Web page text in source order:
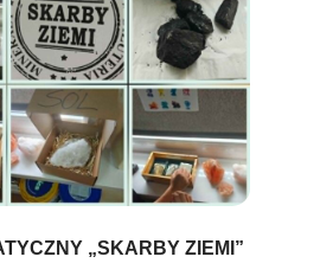
„SKARBY ZIEMI”